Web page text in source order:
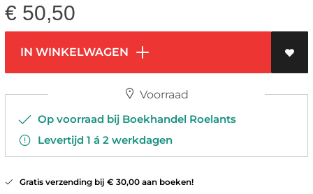
€ 50,50
IN WINKELWAGEN
Voorraad
Op voorraad bij Boekhandel Roelants
Levertijd 1 á 2 werkdagen
Gratis verzending bij € 30,00 aan boeken!